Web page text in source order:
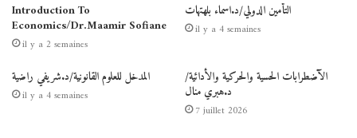
Introduction To
Economics/Dr.Maamir Sofiane
il y a 2 semaines
التأمين الدولي/د.اسماء بلهتهات
il y a 4 semaines
المدخل للعلوم القانونية/د.شريفي راضية
il y a 4 semaines
الآضطرابات الحسية والحركية والأدائية/
د.هبري منال
7 juillet 2026